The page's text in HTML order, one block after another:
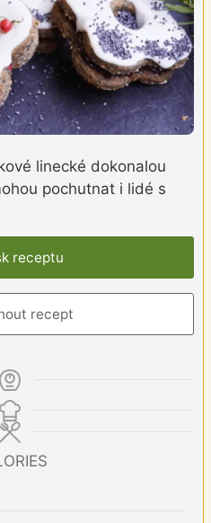
linecké dokonalou
pochutnat i lidé s
receptu
recept